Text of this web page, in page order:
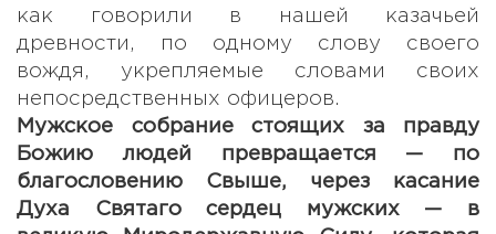
как говорили в нашей казачьей
древности, по одному слову своего
вождя, укрепляемые словами своих
непосредственных офицеров.
Мужское собрание стоящих за правду
Божию людей превращается — по
благословению Свыше, через касание
Духа Святаго сердец мужских — в